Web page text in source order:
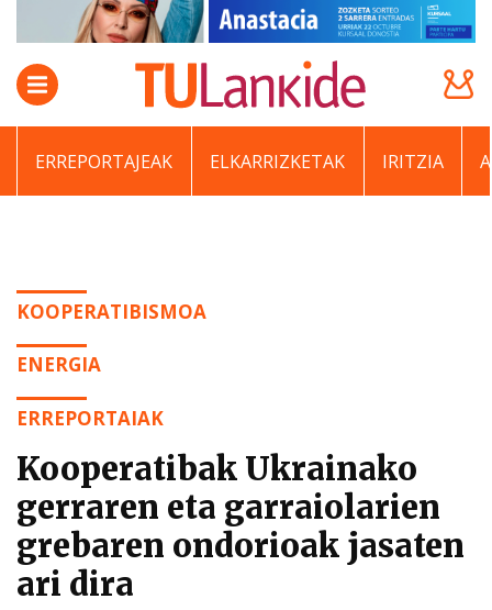
ERREPORTAJEAK ELKARRIZKETAK IRITZIA
KOOPERATIBISMOA
ENERGIA
ERREPORTAIAK
Kooperatibak Ukrainako
gerraren eta garraiolarien
grebaren ondorioak jasaten
ari dira